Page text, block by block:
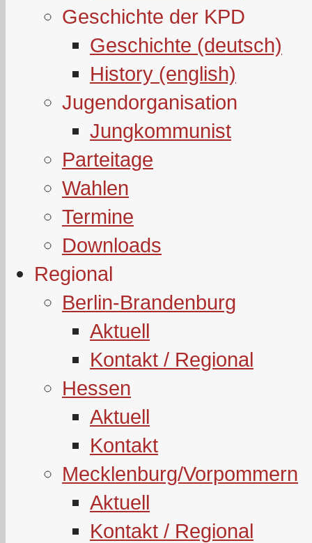
Geschichte der KPD
Geschichte (deutsch)
History (english)
Jugendorganisation
Jungkommunist
Parteitage
Wahlen
Termine
Downloads
Regional
Berlin-Brandenburg
Aktuell
Kontakt / Regional
Hessen
Aktuell
Kontakt
Mecklenburg/Vorpommern
Aktuell
Kontakt / Regional